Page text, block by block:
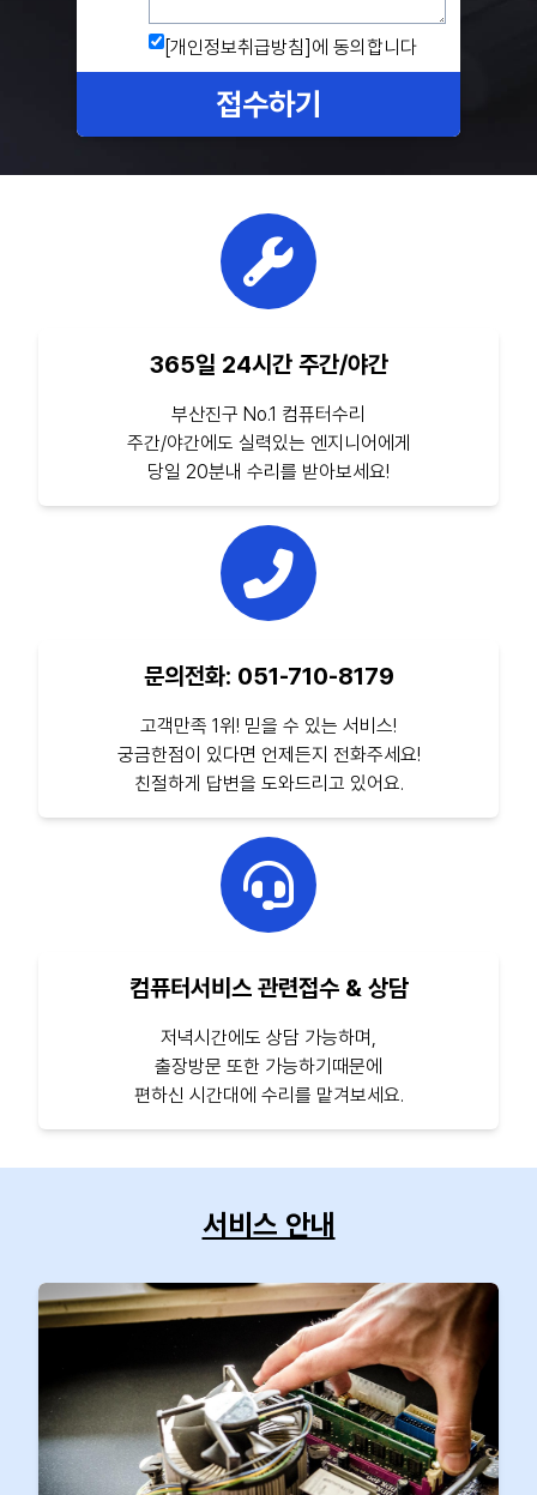
[개인정보취급방침] 에 동의합니다
접수하기
365일 24시간 주간/야간
부산진구 No.1 컴퓨터수리
주간/야간에도 실력있는 엔지니어에게
당일 20분내 수리를 받아보세요!
문의전화: 051-710-8179
고객만족 1위! 믿을 수 있는 서비스!
궁금한점이 있다면 언제든지 전화주세요!
친절하게 답변을 도와드리고 있어요.
컴퓨터서비스 관련접수 & 상담
저녁시간에도 상담 가능하며,
출장방문 또한 가능하기때문에
편하신 시간대에 수리를 맡겨보세요.
서비스 안내